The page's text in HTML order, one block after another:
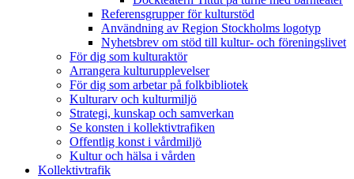
Referensgrupper för kulturstöd
Användning av Region Stockholms logotyp
Nyhetsbrev om stöd till kultur- och föreningslivet
För dig som kulturaktör
Arrangera kulturupplevelser
För dig som arbetar på folkbibliotek
Kulturarv och kulturmiljö
Strategi, kunskap och samverkan
Se konsten i kollektivtrafiken
Offentlig konst i vårdmiljö
Kultur och hälsa i vården
Kollektivtrafik